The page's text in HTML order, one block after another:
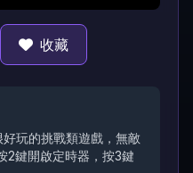
收藏
玩的挑戰類遊戲，無敵
2鍵開啟定時器，按3鍵